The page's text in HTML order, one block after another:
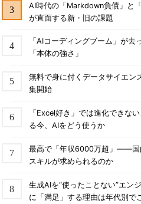
AI時代の「Markdown負債」と
が直面する新・旧の課題
「AIコーディングブーム」が
「本体の強さ」
無料で身に付くデータサイエ
集開始
「Excel好き」では進化できな
る今、AIをどう使うか
最高で「年収6000万超」――
スキルが求められるのか
生成AIを“使ったことない”エ
に「満足」する理由は年代別で